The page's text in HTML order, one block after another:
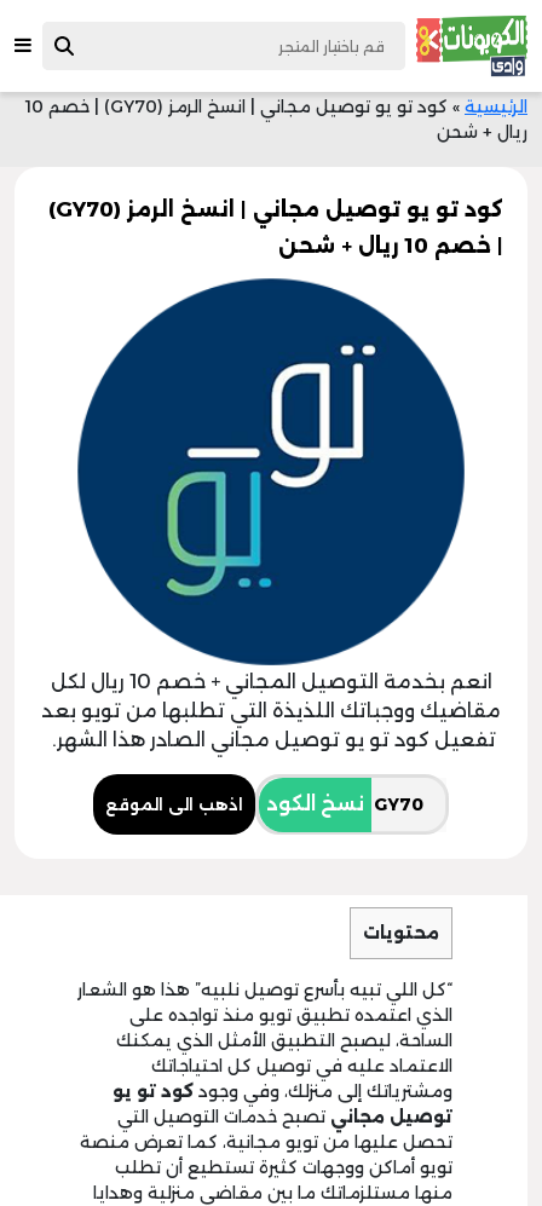
الرئيسية »
كود تو يو توصيل مجاني | انسخ الرمز (GY70) | خصم 10
ريال + شحن
كود تو يو توصيل مجاني | انسخ الرمز (GY70)
| خصم 10 ريال + شحن
انعم بخدمة التوصيل المجاني + خصم 10 ريال لكل
مقاضيك ووجباتك اللذيذة التي تطلبها من تويو بعد
تفعيل كود تو يو توصيل مجاني الصادر هذا الشهر.
نسخ الكود اذهب الى الموقع
محتويات
“كل اللي تبيه بأسرع توصيل نلبيه” هذا هو الشعار
الذي اعتمده تطبيق تويو منذ تواجده على
الساحة، ليصبح التطبيق الأمثل الذي يمكنك
الاعتماد عليه في توصيل كل احتياجاتك
ومشترياتك إلى منزلك، وفي وجود كود تو يو
توصيل مجاني تصبح خدمات التوصيل التي
تحصل عليها من تويو مجانية، كما تعرض منصة
تويو أماكن ووجهات كثيرة تستطيع أن تطلب
منها مستلزماتك ما بين مقاضي منزلية وهدايا